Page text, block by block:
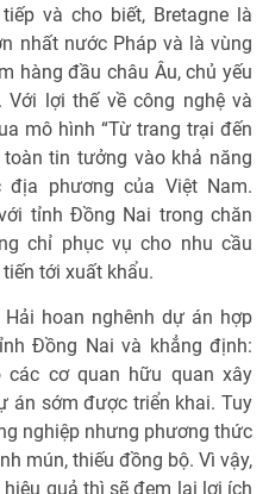
và cho biết, Bretagne là
nhất nước Pháp và là vùng
hàng đầu châu Âu, chủ yếu
lợi thế về công nghệ và
mô hình “Từ trang trại đến
toàn tin tưởng vào khả năng
phương của Việt Nam.
tỉnh Đồng Nai trong chăn
chỉ phục vụ cho nhu cầu
tới xuất khẩu.
hoan nghênh dự án hợp
Đồng Nai và khẳng định:
các cơ quan hữu quan xây
án sớm được triển khai. Tuy
nghiệp nhưng phương thức
mún, thiếu đồng bộ. Vì vậy,
quả thì sẽ đem lại lợi ích